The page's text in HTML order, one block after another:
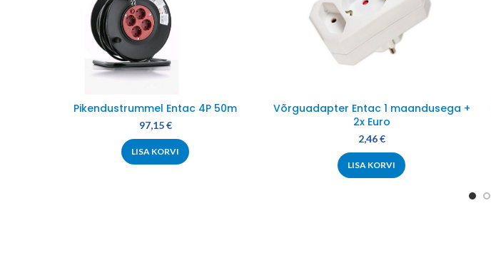
Pikendustrummel Entac 4P 50m
97,15€
LISA KORVI
Võrguadapter Entac 1 maandusega +
2x Euro
2,46€
LISA KORVI